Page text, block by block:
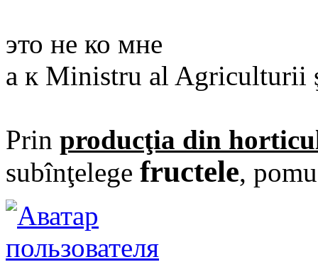
это не ко мне
а к Ministru al Agriculturii
Prin producţia din
subînţelege fructele,